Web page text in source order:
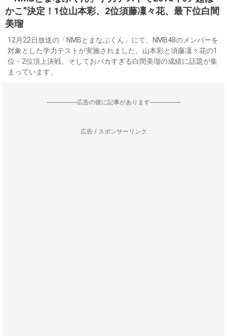
かこ”決定！1位山本彩、2位須藤凜々花、最下位白間
美瑠
12月22日放送の「NMBとまなぶくん」にて、NMB48のメンバーを
対象とした学力テストが実施されました。山本彩と須藤凜々花の1
位・2位頂上決戦、そしておバカすぎる白間美瑠の成績に話題が集
まっています。
--------------------広告の後に記事があります--------------------
広告 / スポンサーリンク